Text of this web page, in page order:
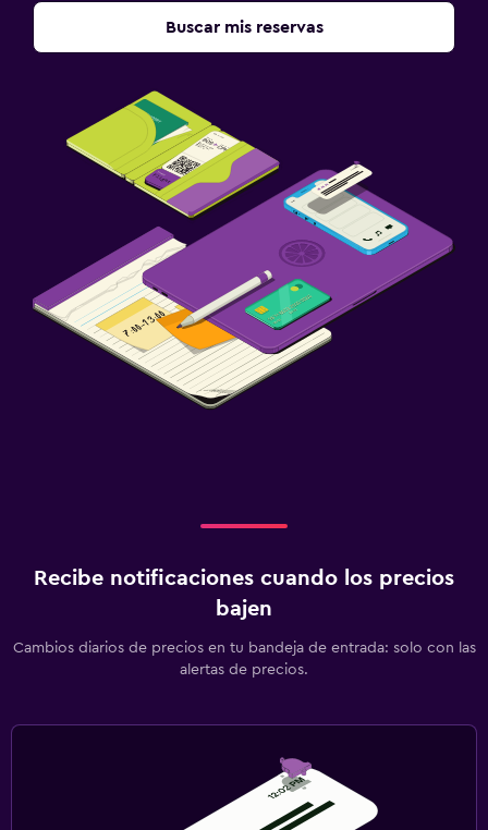
Sala de estar/TV compartida
Lavandería
Servicio de planchado
Servicios de lavandería/tintorería
Habitación
Enchufe cerca de la cama
Armario o clóset
Cuna/cama nido disponibles
Buscar mis reservas
Recibe notificaciones cuando los precios
bajen
Cambios diarios de precios en tu bandeja de entrada: solo con las
alertas de precios.